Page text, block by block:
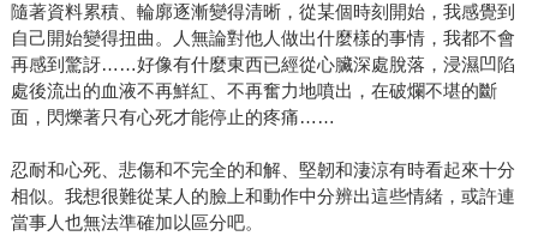
隨著資料累積、輪廓逐漸變得清晰，從某個時刻開始，我感覺到
自己開始變得扭曲。人無論對他人做出什麼樣的事情，我都不會
再感到驚訝……好像有什麼東西已經從心臟深處脫落，浸濕凹陷
處後流出的血液不再鮮紅、不再奮力地噴出，在破爛不堪的斷
面，閃爍著只有心死才能停止的疼痛……
忍耐和心死、悲傷和不完全的和解、堅韌和淒涼有時看起來十分
相似。我想很難從某人的臉上和動作中分辨出這些情緒，或許連
當事人也無法準確加以區分吧。